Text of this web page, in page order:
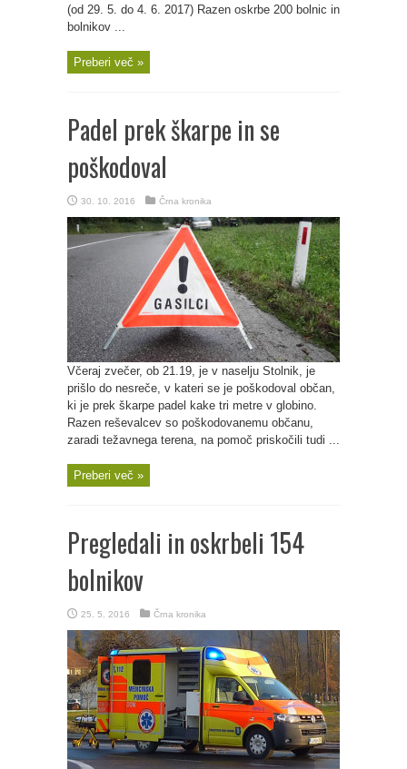
(od 29. 5. do 4. 6. 2017) Razen oskrbe 200 bolnic in
bolnikov ...
Preberi več »
Padel prek škarpe in se
poškodoval
30. 10. 2016 Črna kronika
Včeraj zvečer, ob 21.19, je v naselju Stolnik, je
prišlo do nesreče, v kateri se je poškodoval občan,
ki je prek škarpe padel kake tri metre v globino.
Razen reševalcev so poškodovanemu občanu,
zaradi težavnega terena, na pomoč priskočili tudi ...
Preberi več »
Pregledali in oskrbeli 154
bolnikov
25. 5. 2016 Črna kronika